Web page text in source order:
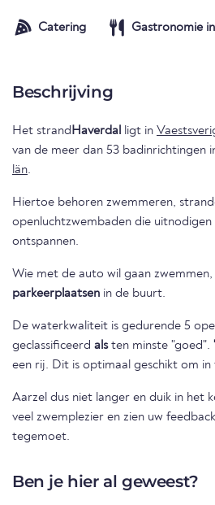
Catering Gastronomie
Beschrijving
Het strandHaverdal ligt in
van de meer dan 53 badinrichtingen
län.
Hiertoe behoren zwemmeren,
openluchtzwembaden die
ontspannen.
Wie met de auto wil gaan
parkeerplaatsen in de buurt.
De waterkwaliteit is gedurende 5
geclassificeerd alsten minste "goed".
een rij. Dit is optimaal geschikt om in
Aarzel dus niet langer en duik in het
veel zwemplezier en zien uw
tegemoet.
Ben je hier al geweest?